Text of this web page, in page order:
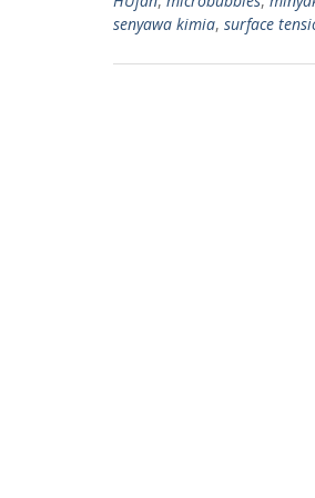
p
m
senyawa kimia, surface